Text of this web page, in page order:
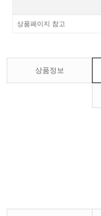
상품페이지 참고
상품정보